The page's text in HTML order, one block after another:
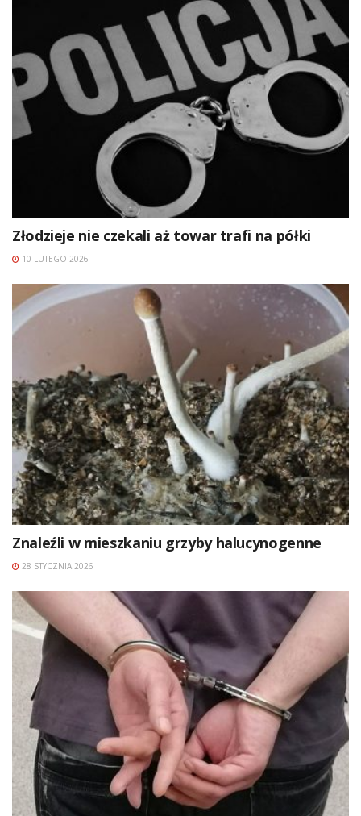
Złodzieje nie czekali aż towar trafi na półki
10 LUTEGO 2026
Znaleźli w mieszkaniu grzyby halucynogenne
28 STYCZNIA 2026